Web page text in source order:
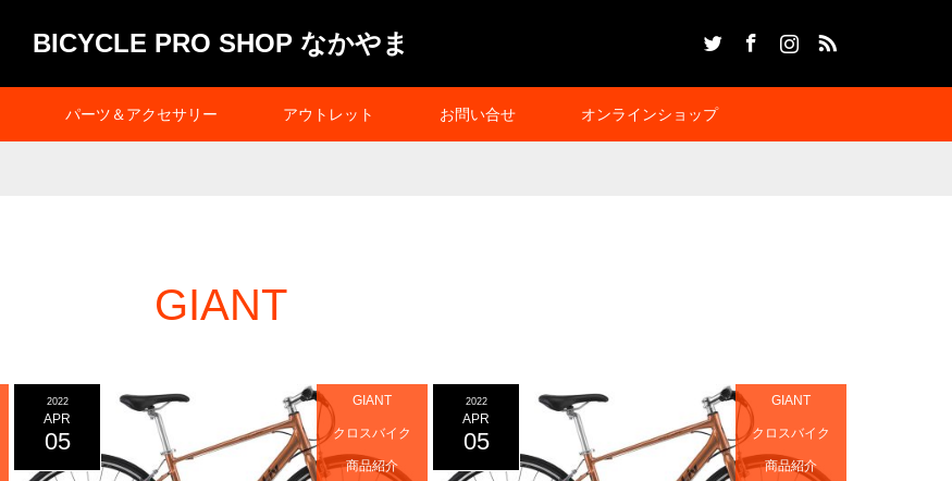
BICYCLE PRO SHOP なかやま
パーツ＆アクセサリー アウトレット お問い合せ オンラインショップ
GIANT
2022
APR
05
GIANT
クロスバイク
商品紹介
2022
APR
05
GIANT
クロスバイク
商品紹介